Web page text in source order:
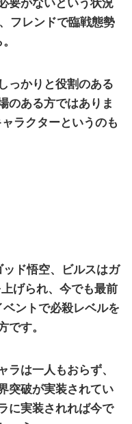
要がないという状況
フレンドで臨戦態勢
っかりと役割のある
のある方ではありま
ャラクターというのも
ド悟空、ビルスはガ
げられ、今でも最前
ベントで必殺レベルを
です。
ラは一人もおらず、
突破が実装されてい
に実装されれば今で